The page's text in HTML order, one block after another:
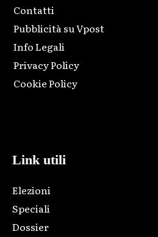
Contatti
Pubblicità su Vpost
Info Legali
Privacy Policy
Cookie Policy
Link utili
Elezioni
Speciali
Dossier